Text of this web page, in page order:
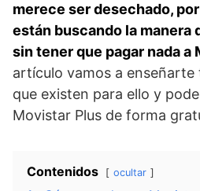
merece ser desechado,
están buscando la manera
sin tener que pagar nada a
artículo vamos a
que existen para ello y
Movistar Plus de forma
Contenidos ocultar